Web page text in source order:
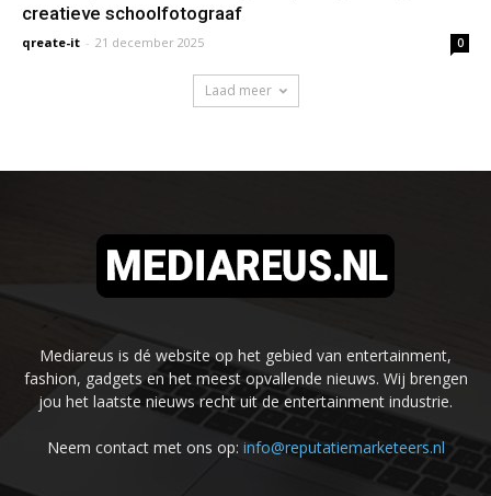
creatieve schoolfotograaf
qreate-it - 21 december 2025 0
Laad meer
Mediareus is dé website op het gebied van entertainment,
fashion, gadgets en het meest opvallende nieuws. Wij brengen
jou het laatste nieuws recht uit de entertainment industrie.
Neem contact met ons op: info@reputatiemarketeers.nl